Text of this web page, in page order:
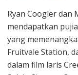
Ryan Coogler dan
mendapatkan
yang
Fruitvale Station,
dalam film laris